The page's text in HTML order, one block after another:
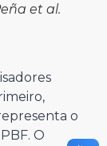
et al.
o
O